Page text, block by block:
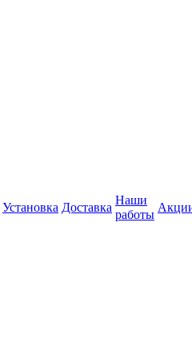
Установка Доставка
Наши
работы